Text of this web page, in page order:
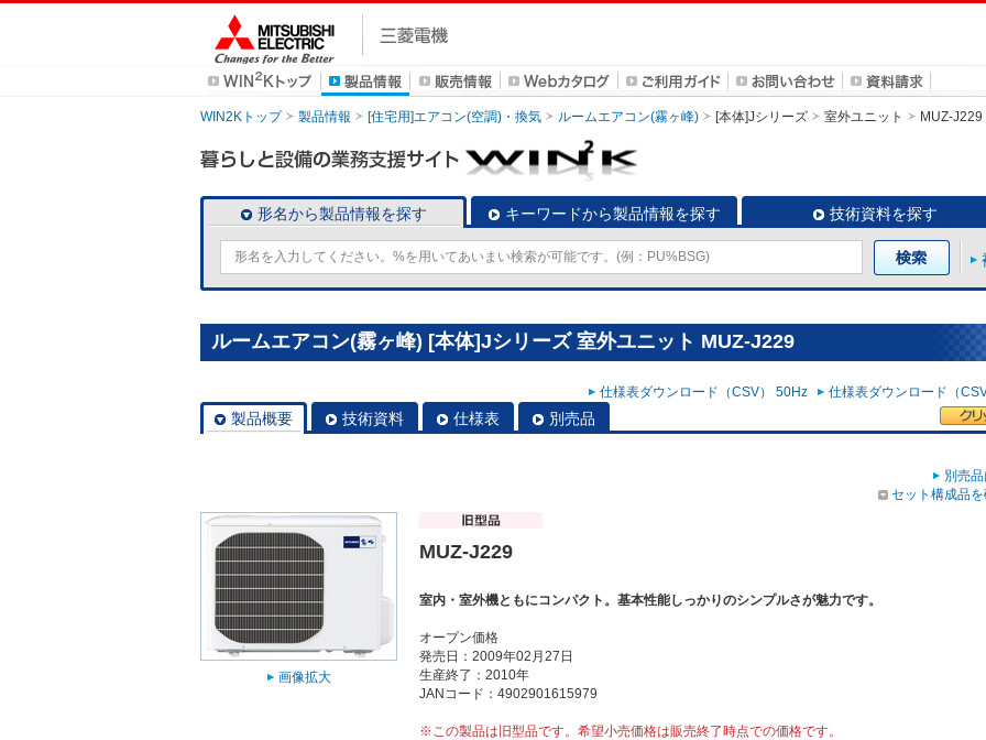
WIN2Kトップ 製品情報 [住宅用]エアコン(空調)・換気 ルームエアコン(霧ヶ峰) [本体]Jシリーズ 室外ユニット MUZ-J229
形名から製品情報を探す キーワードから製品情報を探す 技術資料を探す
ルームエアコン(霧ヶ峰) [本体]Jシリーズ 室外ユニット MUZ-J229
仕様表ダウンロード（CSV） 50Hz 仕様表ダウンロード（
製品概要 技術資料 仕様表 別売品
別売
セット構成品
画像拡大
MUZ-J229
室内・室外機ともにコンパクト。基本性能しっかりのシンプルさが魅力です。
オープン価格
発売日：2009年02月27日
生産終了：2010年
JANコード：4902901615979
※この製品は旧型品です。希望小売価格は販売終了時点での価格です。